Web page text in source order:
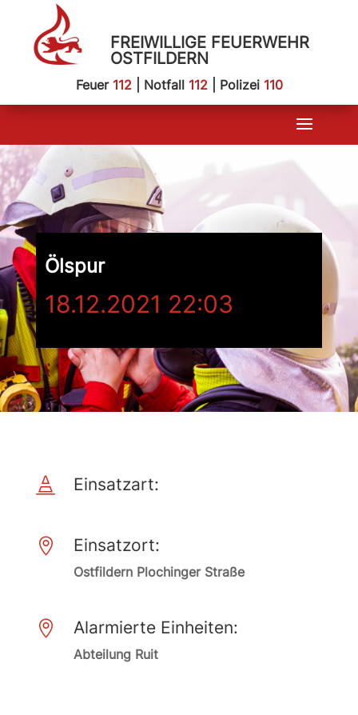
FREIWILLIGE FEUERWEHR
OSTFILDERN
Feuer 112| Notfall 112| Polizei 110
Ölspur
18.12.2021 22:03
 Einsatzart:
 Einsatzort:
Ostfildern Plochinger Straße
 Alarmierte Einheiten:
Abteilung Ruit